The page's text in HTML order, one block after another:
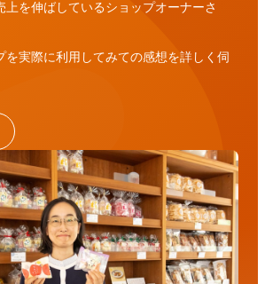
上を伸ばしているショップオーナーさ
を実際に利用してみての感想を詳しく伺